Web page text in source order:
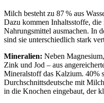
Milch besteht zu 87 % aus
Dazu kommen Inhaltsstoffe, die
Nahrungsmittel ausmachen. In
sind sie unterschiedlich stark
Mineralien: Neben Magnesium,
Zink und Jod – aus
Mineralstoff das Kalzium. 40%
Durchschnittsdeutsche mit
in die Knochen eingebaut, der